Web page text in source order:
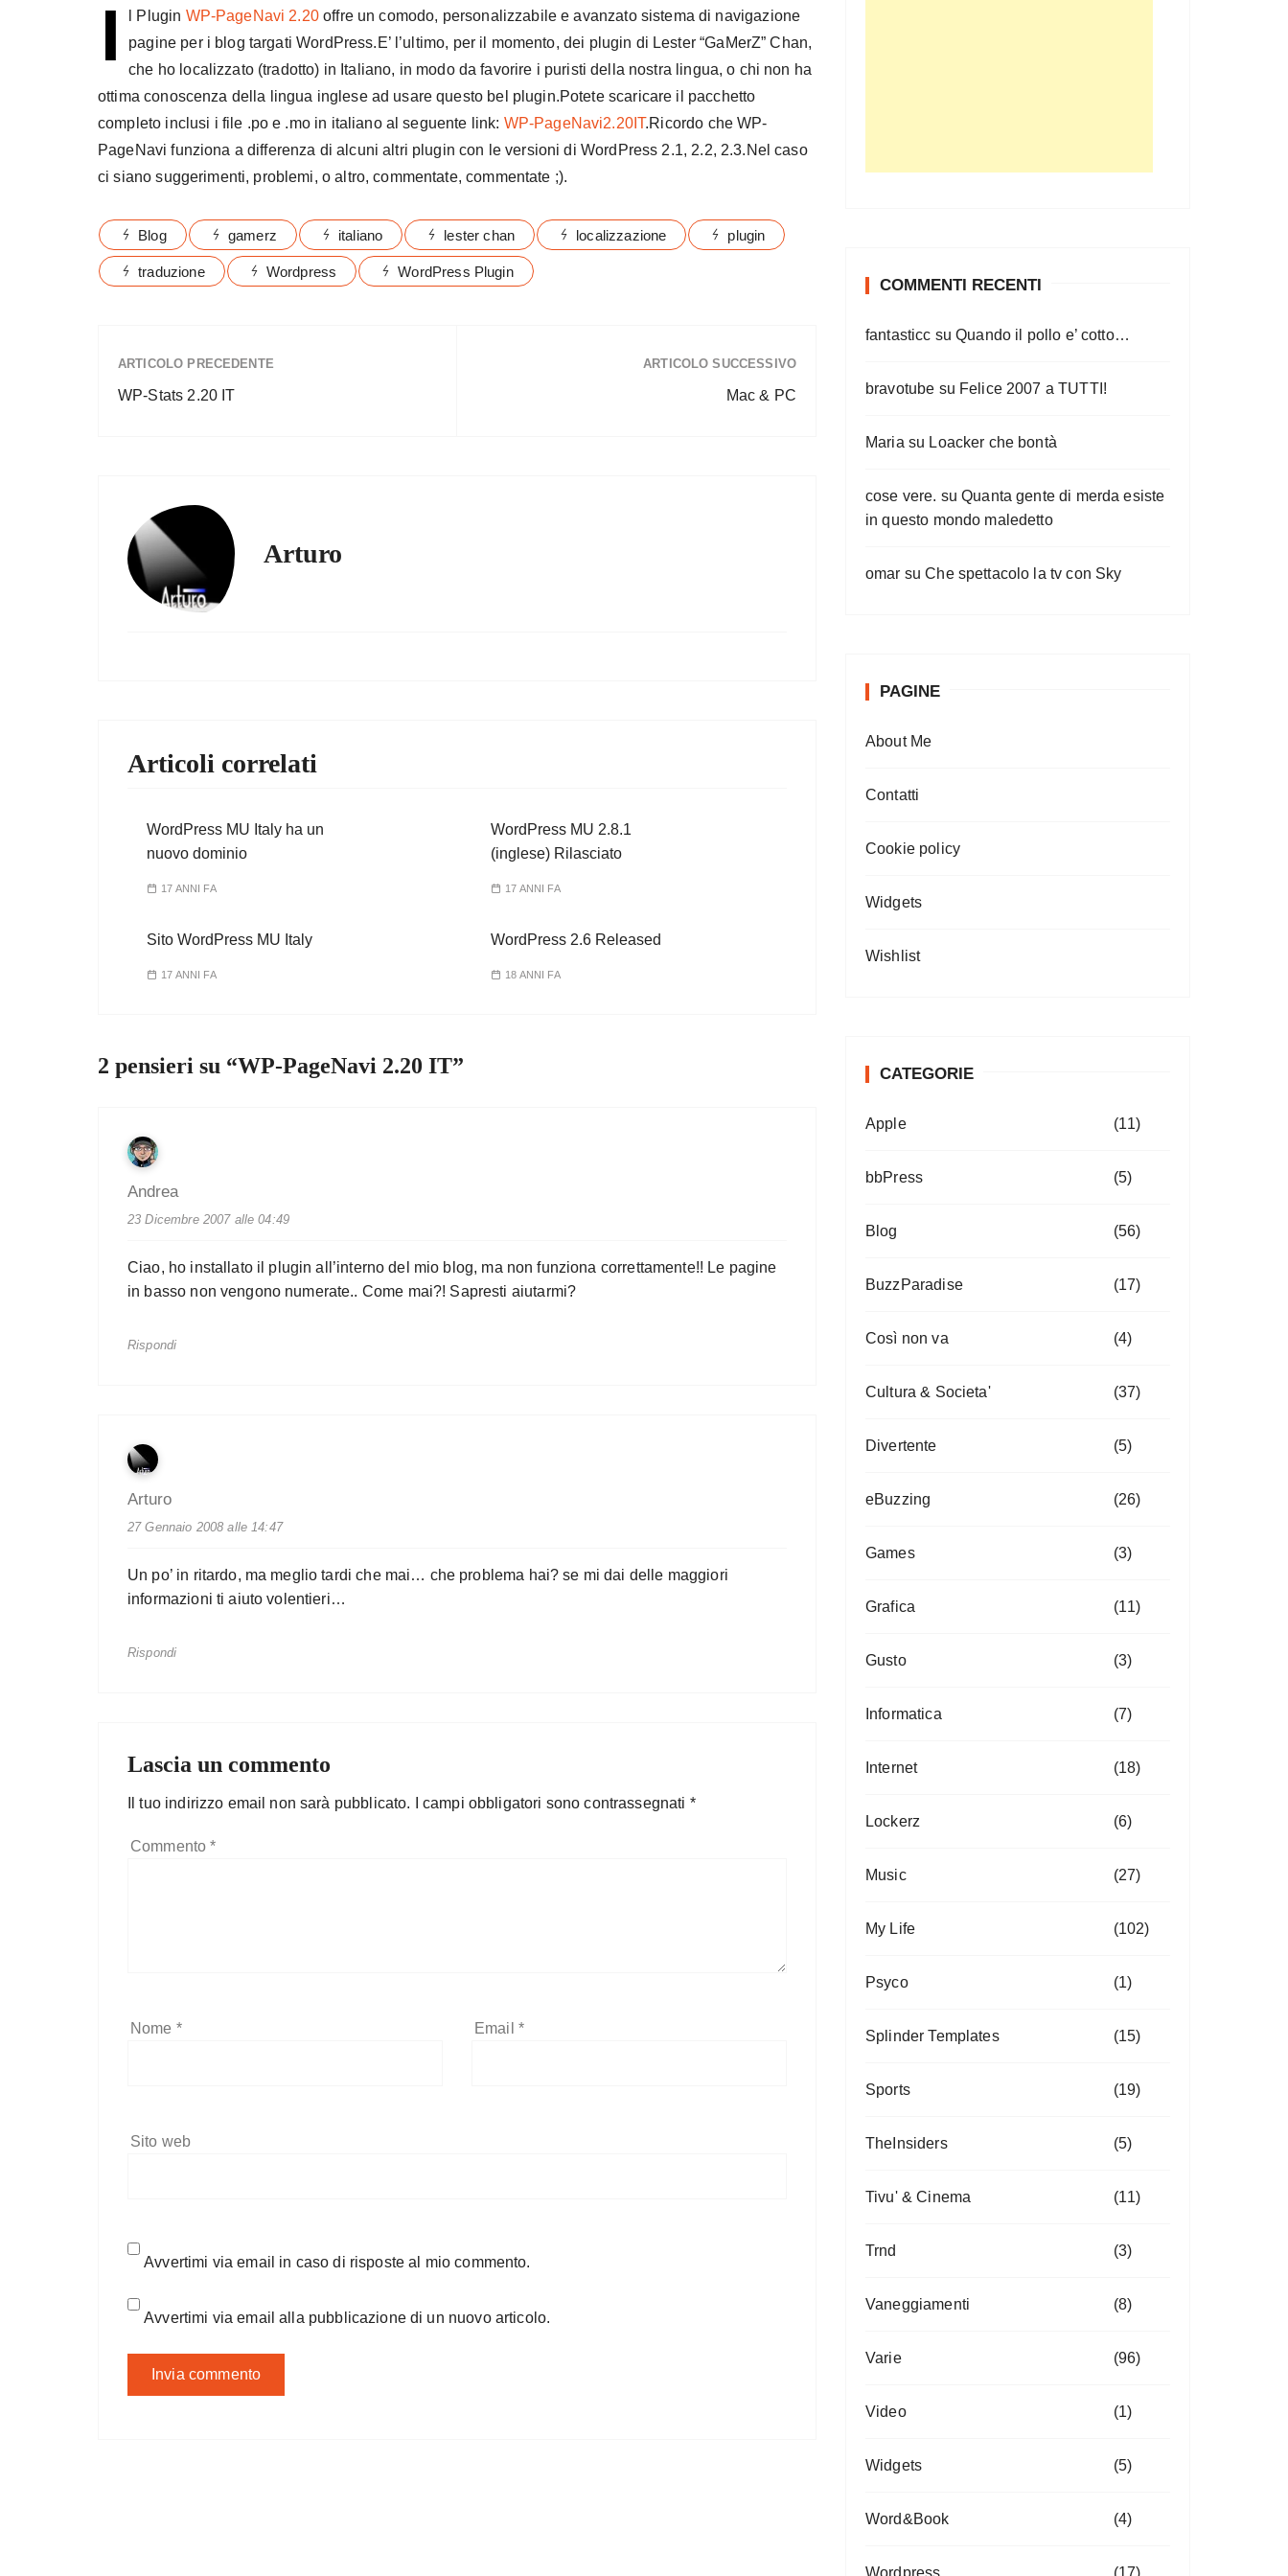
I l Plugin WP-PageNavi 2.20offre un comodo, personalizzabile e avanzato sistema di navigazione
pagine per i blog targati WordPress.E’ l’ultimo, per il momento, dei plugin di Lester “GaMerZ” Chan,
che ho localizzato (tradotto) in Italiano, in modo da favorire i puristi della nostra lingua, o chi non ha
ottima conoscenza della lingua inglese ad usare questo bel plugin.Potete scaricare il pacchetto
completo inclusi i file .po e .mo in italiano al seguente link: WP-PageNavi2.20IT.Ricordo che WP-
PageNavi funziona a differenza di alcuni altri plugin con le versioni di WordPress 2.1, 2.2, 2.3.Nel caso
ci siano suggerimenti, problemi, o altro, commentate, commentate ;).
Blog gamerz italiano lester chan localizzazione plugin
traduzione Wordpress WordPress Plugin
ARTICOLO PRECEDENTE
WP-Stats 2.20 IT
ARTICOLO SUCCESSIVO
Mac & PC
Arturo
Articoli correlati
WordPress MU Italy ha un
nuovo dominio
17 ANNI FA
WordPress MU 2.8.1
(inglese) Rilasciato
17 ANNI FA
Sito WordPress MU Italy
17 ANNI FA
WordPress 2.6 Released
18 ANNI FA
2 pensieri su “WP-PageNavi 2.20 IT”
Andrea
23 Dicembre 2007 alle 04:49
Ciao, ho installato il plugin all’interno del mio blog, ma non funziona correttamente!! Le pagine
in basso non vengono numerate.. Come mai?! Sapresti aiutarmi?
Rispondi
Arturo
27 Gennaio 2008 alle 14:47
Un po’ in ritardo, ma meglio tardi che mai… che problema hai? se mi dai delle maggiori
informazioni ti aiuto volentieri…
Rispondi
Lascia un commento
Il tuo indirizzo email non sarà pubblicato. I campi obbligatori sono contrassegnati *
Commento*
Nome * Email *
Sito web
Avvertimi via email in caso di risposte al mio commento.
Avvertimi via email alla pubblicazione di un nuovo articolo.
COMMENTI RECENTI
fantasticc suQuando il pollo e’ cotto…
bravotube su Felice 2007 a TUTTI!
Maria su Loacker che bontà
cose vere. suQuanta gente di merda esiste
in questo mondo maledetto
omar suChe spettacolo la tv con Sky
PAGINE
About Me
Contatti
Cookie policy
Widgets
Wishlist
CATEGORIE
Apple (11)
bbPress (5)
Blog (56)
BuzzParadise (17)
Così non va (4)
Cultura & Societa' (37)
Divertente (5)
eBuzzing (26)
Games (3)
Grafica (11)
Gusto (3)
Informatica (7)
Internet (18)
Lockerz (6)
Music (27)
My Life (102)
Psyco (1)
Splinder Templates (15)
Sports (19)
TheInsiders (5)
Tivu' & Cinema (11)
Trnd (3)
Vaneggiamenti (8)
Varie (96)
Video (1)
Widgets (5)
Word&Book (4)
Wordpress (17)